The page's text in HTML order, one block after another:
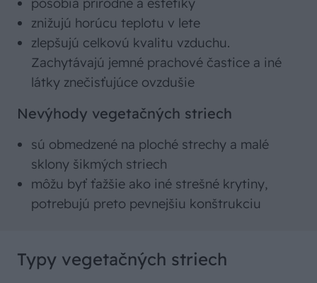
pôsobia prírodne a estetiky
znižujú horúcu teplotu v lete
zlepšujú celkovú kvalitu vzduchu.
Zachytávajú jemné prachové častice a iné
látky znečisťujúce ovzdušie
Nevýhody vegetačných striech
sú obmedzené na ploché strechy a malé
sklony šikmých striech
môžu byť ťažšie ako iné strešné krytiny,
potrebujú preto pevnejšiu konštrukciu
Typy vegetačných striech